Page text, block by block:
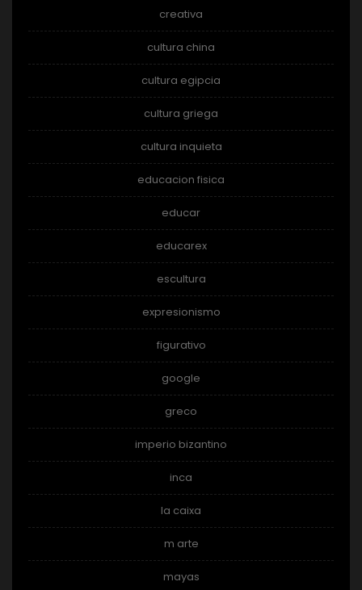
creativa
cultura china
cultura egipcia
cultura griega
cultura inquieta
educacion fisica
educar
educarex
escultura
expresionismo
figurativo
google
greco
imperio bizantino
inca
la caixa
m arte
mayas